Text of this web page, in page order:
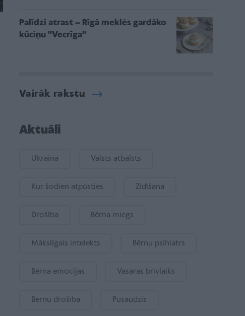
Palīdzi atrast – Rīgā meklēs gardāko
kūciņu ''Vecrīga''
Vairāk rakstu
Aktuāli
Ukraina Valsts atbalsts
Kur šodien atpūsties Zīdīšana
Drošība Bērna miegs
Mākslīgais intelekts Bērnu psihiatrs
Bērna emocijas Vasaras brīvlaiks
Bērnu drošība Pusaudzis